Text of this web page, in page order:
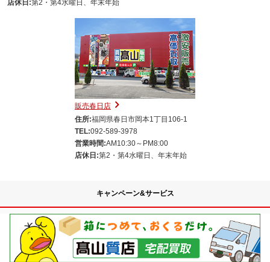
店休日:第2・第4水曜日、年末年始
販売春日店
住所:福岡県春日市岡本1丁目106-1
TEL:092-589-3978
営業時間:AM10:30～PM8:00
店休日:第2・第4水曜日、年末年始
キャンペーン&サービス